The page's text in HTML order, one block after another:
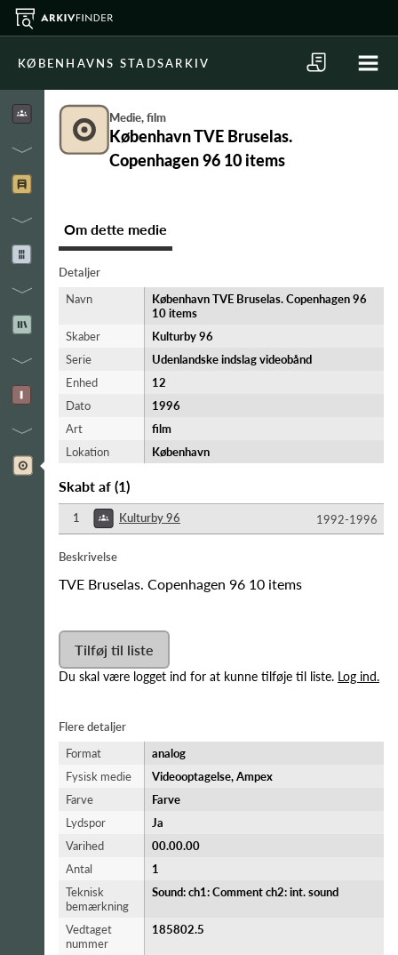
KØBENHAVNS STADSARKIV
Medie, film
København TVE Bruselas.
Copenhagen 96 10 items
Om dette medie
Detaljer
Navn
København TVE Bruselas. Copenhagen 96
10 items
Skaber
Kulturby 96
Serie
Udenlandske indslag videobånd
Enhed
12
Dato
1996
Art
film
Lokation
København
Skabt af (1)
1 Kulturby 96 1992-​1996
Beskrivelse
TVE Bruselas. Copenhagen 96 10 items
Tilføj til liste
Du skal være logget ind for at kunne tilføje til liste. Log ind.
Flere detaljer
Format
analog
Fysisk medie
Videooptagelse, Ampex
Farve
Farve
Lydspor
Ja
Varihed
00.00.00
Antal
1
Teknisk
bemærkning
Sound: ch1: Comment ch2: int. sound
Vedtaget
nummer
185802.5